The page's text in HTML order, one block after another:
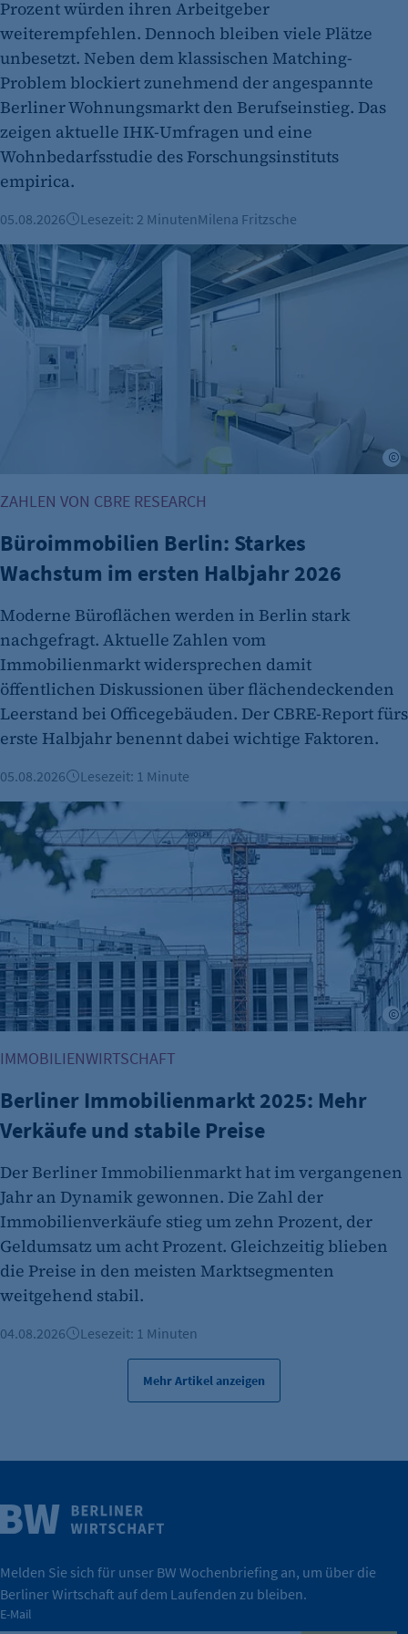
Cookie Laufzeit:
"no" - 50 Jahre "yes" - 480 Tage
fe_typo_user
Name:
fe_typo_user
Anbieter:
Session-Cookie für die Verwaltung von
Benutzer-Sessions (z. B. bei Login, Umfrage
oder Formularen). Wird auch bei Caching zur
Identifizierung verwendet.
Cookie Laufzeit:
Session
Cookie Consent
Zweck:
Einverständnis-Optionen des Benutzers
Cookie Laufzeit:
1 Jahr
Name:
et_oi_v2
Anbieter:
etracker GmbH
Zweck:
Cookie Erkennung
Cookie Laufzeit:
2 Jahre
etracker Analytics
et_allow_cookies
Anbieter:
etracker GmbH
Zweck:
Es erlaubt eTracker Cookies zu setzen.
Cookie Laufzeit:
480 Tage
Name:
Zweck:
Scrolltiefe gemessen wird.
Cookie Laufzeit:
konkret bedeutet – und wie die IHK Berlin Unternehmen
tatsächlich unterstützt.
Wirtschaft.
Weitere Infos
Prozent würden ihren Arbeitgeber
weiterempfehlen. Dennoch bleiben viele Plätze
unbesetzt. Neben dem klassischen Matching-
Problem blockiert zunehmend der angespannte
Berliner Wohnungsmarkt den Berufseinstieg. Das
zeigen aktuelle IHK-Umfragen und eine
Wohnbedarfsstudie des Forschungsinstituts
empirica.
05.08.2026 Lesezeit: 2 MinutenMilena Fritzsche
Büroimmobilien Berlin: Starkes Wachstum im ersten
ZAHLEN VON CBRE RESEARCH
Büroimmobilien Berlin: Starkes
Wachstum im ersten Halbjahr 2026
Moderne Büroflächen werden in Berlin stark
nachgefragt. Aktuelle Zahlen vom
Immobilienmarkt widersprechen damit
öffentlichen Diskussionen über flächendeckenden
Leerstand bei Officegebäuden. Der CBRE-Report fürs
erste Halbjahr benennt dabei wichtige Faktoren.
05.08.2026 Lesezeit: 1 Minute
Berliner Immobilienmarkt 2025: Mehr Verkäufe und stabile
IMMOBILIENWIRTSCHAFT
Berliner Immobilienmarkt 2025: Mehr
Verkäufe und stabile Preise
Der Berliner Immobilienmarkt hat im vergangenen
Jahr an Dynamik gewonnen. Die Zahl der
Immobilienverkäufe stieg um zehn Prozent, der
Geldumsatz um acht Prozent. Gleichzeitig blieben
die Preise in den meisten Marktsegmenten
weitgehend stabil.
04.08.2026 Lesezeit: 1 Minuten
Mehr Artikel anzeigen
Melden Sie sich für unser BW Wochenbriefing an, um über die
Berliner Wirtschaft auf dem Laufenden zu bleiben.
E-Mail